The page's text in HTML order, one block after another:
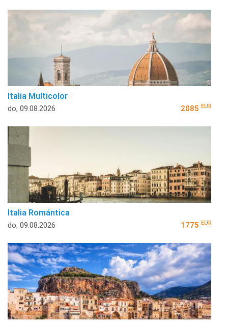
Italia Multicolor
do, 09.08.2026 2085 EUR
Italia Romántica
do, 09.08.2026 1775 EUR